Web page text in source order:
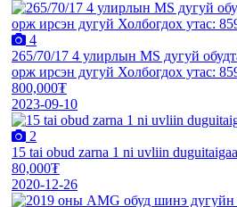
4
265/70/17 4 улирлын MS дугуй
орж ирсэн дугуй Холбогдох утас:
800,000₮
2023-09-10
2
15 tai obud zarna 1 ni uvliin
80,000₮
2020-12-26